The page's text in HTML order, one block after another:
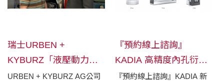
瑞士URBEN +
KYBURZ「液壓動力機
械零件」的競爭力於全
URBEN + KYBURZ AG公司
『預約線上諮詢』
KADIA 高精度內孔衍磨
與去毛刺解決方案
『預約線上諮詢』KADIA 新